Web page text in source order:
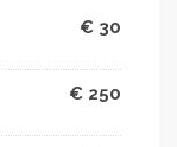
€ 30
€ 250